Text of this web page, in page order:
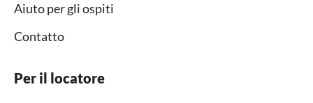
Aiuto per gli ospiti
Contatto
Per il locatore